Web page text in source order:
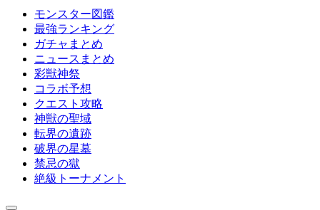
モンスター図鑑
最強ランキング
ガチャまとめ
ニュースまとめ
彩獣神祭
コラボ予想
クエスト攻略
神獣の聖域
転界の遺跡
破界の星墓
禁忌の獄
絶級トーナメント